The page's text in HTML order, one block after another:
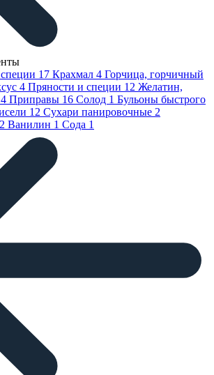
17 Крахмал 4 Горчица, горчичный
4 Пряности и специи 12 Желатин,
4 Приправы 16 Солод 1 Бульоны быстрого
12 Сухари панировочные 2
2 Ванилин 1 Сода 1